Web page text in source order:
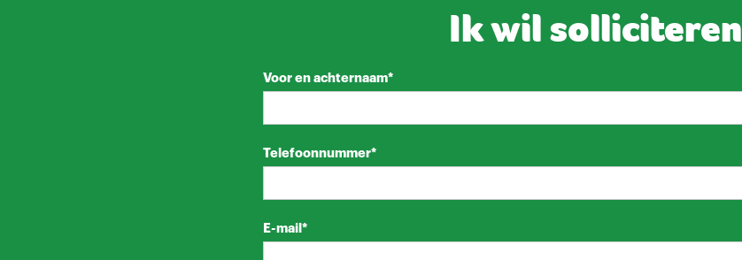
Ik wil solliciteren
Voor en achternaam*
Telefoonnummer*
E-mail*